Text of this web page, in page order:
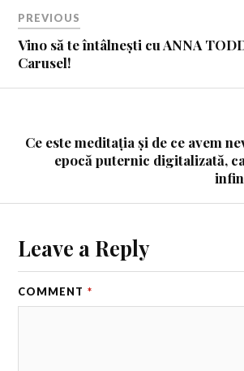
PREVIOUS
Vino să te întâlnești cu ANNA
Carusel!
Ce este meditația și de ce avem
epocă puternic digitalizată,
Leave a Reply
COMMENT *